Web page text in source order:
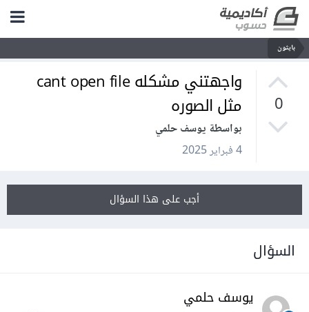
بايثون
0
واجهتني مشكله cant open file
مثل الصوره
بواسطة يوسف حلمي
4 فبراير 2025
أجب على هذا السؤال
السؤال
يوسف حلمي